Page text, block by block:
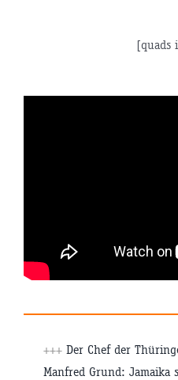
[quads
+++ Der Chef der
Manfred Grund: Jamaika